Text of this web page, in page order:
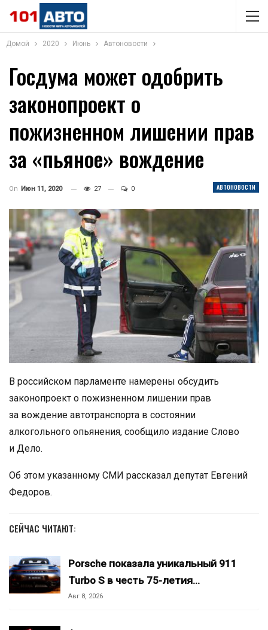
Домой 2020 Июнь Автоновости
Госдума может одобрить
законопроект о
пожизненном лишении прав
за «пьяное» вождение
АВТОНОВОСТИ
On Июн 11, 2020 27 0
В российском парламенте намерены обсудить
законопроект о пожизненном лишении прав
за вождение автотранспорта в состоянии
алкогольного опьянения, сообщило издание Слово
и Дело.
Об этом указанному СМИ рассказал депутат Евгений
Федоров.
СЕЙЧАС ЧИТАЮТ:
Porsche показала уникальный 911
Turbo S в честь 75-летия…
Авг 8, 2026